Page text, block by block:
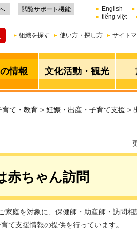
閲覧サポート機能 English
tiếng việt
組織を探す 使い方・探し方 サイト
情報 文化活動・観光
育て・教育 > 妊娠・出産・子育て支援 >
赤ちゃん訪問
庭を対象に、保健師・助産師・訪問
て支援情報の提供を行っています。